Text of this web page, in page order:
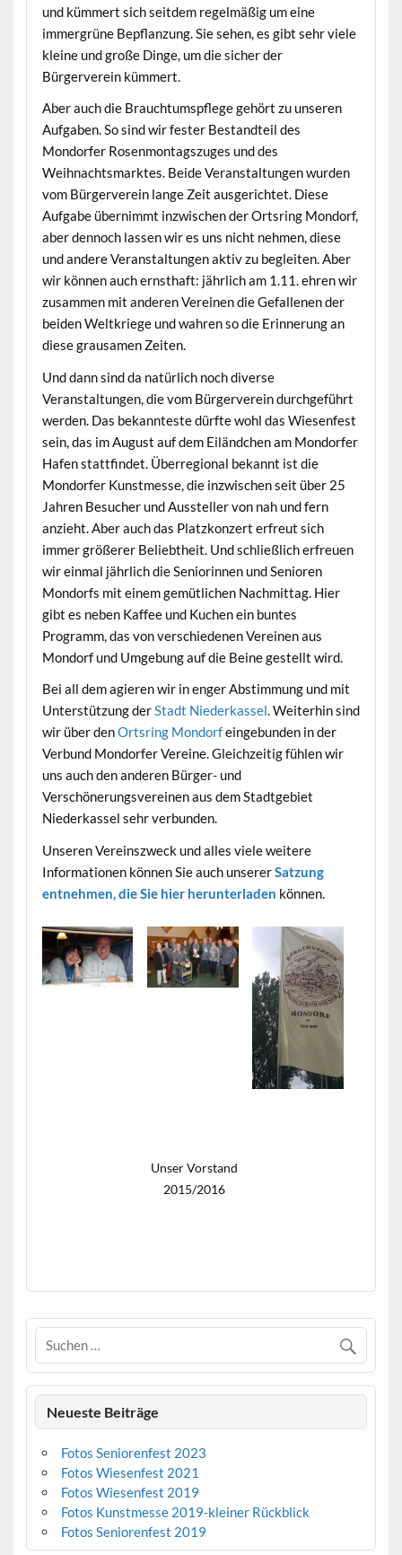
und kümmert sich seitdem regelmäßig um eine
immergrüne Bepflanzung. Sie sehen, es gibt sehr viele
kleine und große Dinge, um die sicher der
Bürgerverein kümmert.
Aber auch die Brauchtumspflege gehört zu unseren
Aufgaben. So sind wir fester Bestandteil des
Mondorfer Rosenmontagszuges und des
Weihnachtsmarktes. Beide Veranstaltungen wurden
vom Bürgerverein lange Zeit ausgerichtet. Diese
Aufgabe übernimmt inzwischen der Ortsring Mondorf,
aber dennoch lassen wir es uns nicht nehmen, diese
und andere Veranstaltungen aktiv zu begleiten. Aber
wir können auch ernsthaft: jährlich am 1.11. ehren wir
zusammen mit anderen Vereinen die Gefallenen der
beiden Weltkriege und wahren so die Erinnerung an
diese grausamen Zeiten.
Und dann sind da natürlich noch diverse
Veranstaltungen, die vom Bürgerverein durchgeführt
werden. Das bekannteste dürfte wohl das Wiesenfest
sein, das im August auf dem Eiländchen am Mondorfer
Hafen stattfindet. Überregional bekannt ist die
Mondorfer Kunstmesse, die inzwischen seit über 25
Jahren Besucher und Aussteller von nah und fern
anzieht. Aber auch das Platzkonzert erfreut sich
immer größerer Beliebtheit. Und schließlich erfreuen
wir einmal jährlich die Seniorinnen und Senioren
Mondorfs mit einem gemütlichen Nachmittag. Hier
gibt es neben Kaffee und Kuchen ein buntes
Programm, das von verschiedenen Vereinen aus
Mondorf und Umgebung auf die Beine gestellt wird.
Bei all dem agieren wir in enger Abstimmung und mit
Unterstützung derStadt Niederkassel. Weiterhin sind
wir über denOrtsring Mondorfeingebunden in der
Verbund Mondorfer Vereine. Gleichzeitig fühlen wir
uns auch den anderen Bürger- und
Verschönerungsvereinen aus dem Stadtgebiet
Niederkassel sehr verbunden.
Unseren Vereinszweck und alles viele weitere
Informationen können Sie auch unsererSatzung
entnehmen, die Sie hier herunterladen können.
Unser Vorstand
2015/2016
Neueste Beiträge
Fotos Seniorenfest 2023
Fotos Wiesenfest 2021
Fotos Wiesenfest 2019
Fotos Kunstmesse 2019-kleiner Rückblick
Fotos Seniorenfest 2019